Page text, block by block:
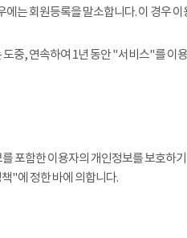
는 회원등록을 말소합니다. 이 경우
중, 연속하여 1년 동안 "서비스"를 이
포함한 이용자의 개인정보를 보호하
"에 정한 바에 의합니다.